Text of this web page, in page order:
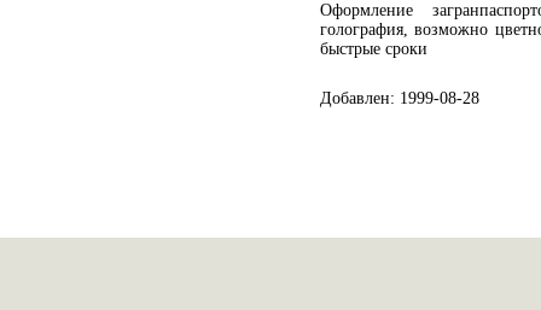
Оформление
голография, возможно
быстрые сроки
Добавлен: 1999-08-28